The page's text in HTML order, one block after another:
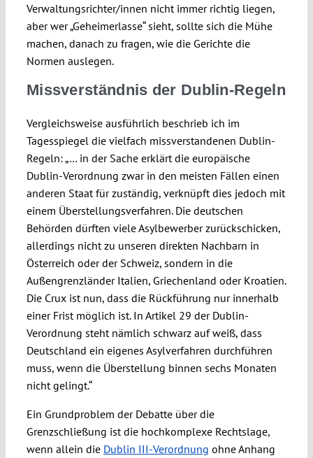
Verwaltungsrichter/innen nicht immer richtig liegen,
aber wer „Geheimerlasse“ sieht, sollte sich die Mühe
machen, danach zu fragen, wie die Gerichte die
Normen auslegen.
Missverständnis der Dublin-Regeln
Vergleichsweise ausführlich beschrieb ich im
Tagesspiegel die vielfach missverstandenen Dublin-
Regeln: „… in der Sache erklärt die europäische
Dublin-Verordnung zwar in den meisten Fällen einen
anderen Staat für zuständig, verknüpft dies jedoch mit
einem Überstellungsverfahren. Die deutschen
Behörden dürften viele Asylbewerber zurückschicken,
allerdings nicht zu unseren direkten Nachbarn in
Österreich oder der Schweiz, sondern in die
Außengrenzländer Italien, Griechenland oder Kroatien.
Die Crux ist nun, dass die Rückführung nur innerhalb
einer Frist möglich ist. In Artikel 29 der Dublin-
Verordnung steht nämlich schwarz auf weiß, dass
Deutschland ein eigenes Asylverfahren durchführen
muss, wenn die Überstellung binnen sechs Monaten
nicht gelingt.“
Ein Grundproblem der Debatte über die
Grenzschließung ist die hochkomplexe Rechtslage,
wenn allein die Dublin III-Verordnung ohne Anhang